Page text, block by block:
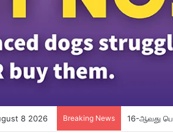
8 2026 Breaking News